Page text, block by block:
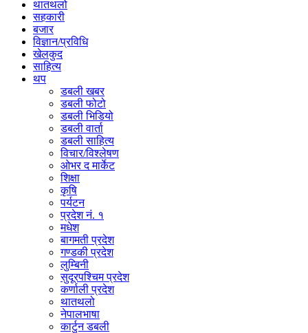
थातथलो
सहकारी
बजार
विज्ञान/प्रविधि
खेलकुद
साहित्य
थप
डबली खबर
डबली फोटो
डबली भिडियो
डबली वार्ता
डबली साहित्य
विचार/विश्‍लेषण
ओभर द मार्केट
शिक्षा
कृषि
पर्यटन
प्रदेश नं. १
मधेश
बागमती प्रदेश
गण्डकी प्रदेश
लुम्बिनी
सुदूरपश्चिम प्रदेश
कर्णाली प्रदेश
थातथलो
नेपालभाषा
कार्टुन डबली